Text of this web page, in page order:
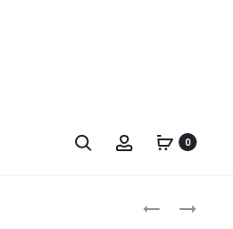
Buscar Cuenta 0
ZAPATO
ZAPATO